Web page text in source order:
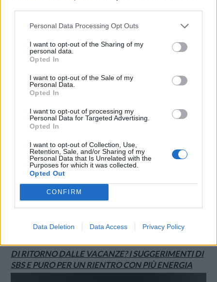
Personal Data Processing Opt Outs
I want to opt-out of the Sharing of my
personal data.
Opted In
I want to opt-out of the Sale of my
Personal Data.
Opted In
I want to opt-out of processing my
Personal Data for Targeted Advertising.
Opted In
I want to opt-out of Collection, Use,
Retention, Sale, and/or Sharing of my
Personal Data that Is Unrelated with the
Purposes for which it was collected.
Opted Out
CONFIRM
Data Deletion Data Access Privacy Policy
SMARTPHONE E NON SOLO: TECNOGAZZETTA
AGON BY AOC PRESENTA IL NUOVO MONITOR
CON 3 REFRESH RATE: ECCO IL GAMING
DI RITORNO DALLE VACANZE? I SUGGERIMENTI DI
SBS E PURO PER UN RIENTRO CON PIÙ ENERGIA